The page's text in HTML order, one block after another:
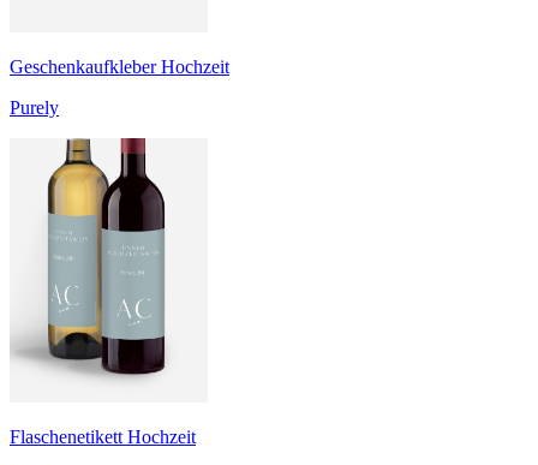
Geschenkaufkleber Hochzeit
Purely
Flaschenetikett Hochzeit